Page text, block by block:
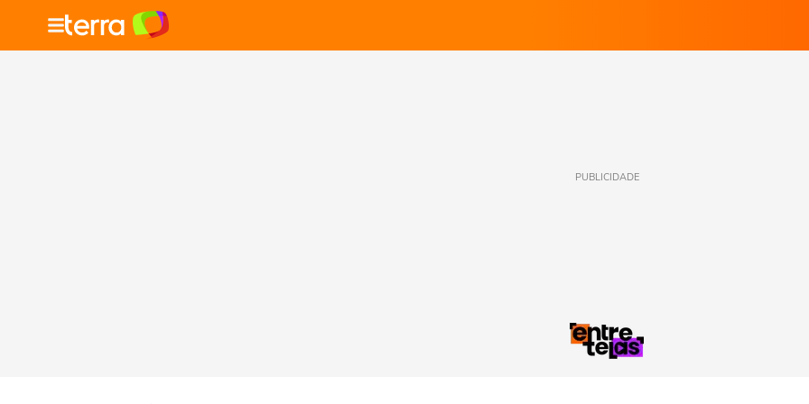
PUBLICIDADE